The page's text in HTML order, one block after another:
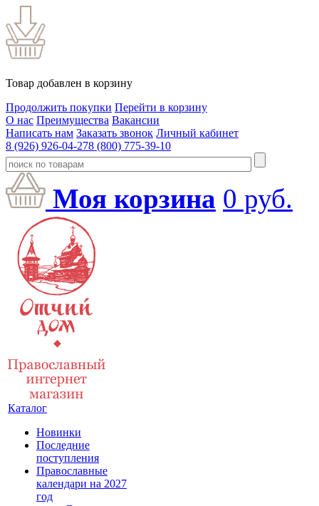
Товар добавлен в корзину
Продолжить покупки Перейти в корзину
О нас Преимущества Вакансии
Написать нам Заказать звонок Личный кабинет
8 (926) 926-04-278 (800) 775-39-10
Моя корзина 0 руб.
Каталог
Новинки
Последние
поступления
Православные
календари на 2027
год